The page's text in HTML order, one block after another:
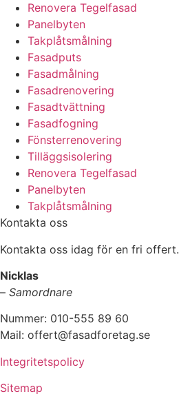
Renovera Tegelfasad
Panelbyten
Takplåtsmålning
Fasadputs
Fasadmålning
Fasadrenovering
Fasadtvättning
Fasadfogning
Fönsterrenovering
Tilläggsisolering
Renovera Tegelfasad
Panelbyten
Takplåtsmålning
Kontakta oss
Kontakta oss idag för en fri offert.
Nicklas
– Samordnare
Nummer: 010-555 89 60
Mail: offert@fasadforetag.se
Integritetspolicy
Sitemap